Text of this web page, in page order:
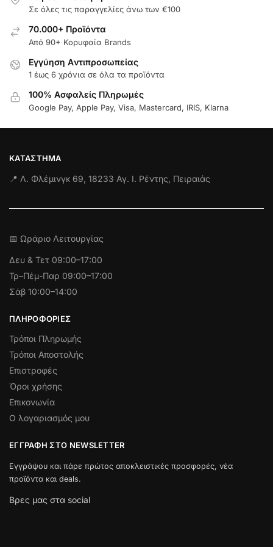
Σε όλες τις παραγγελίες άνω των €100
70.000+ Προϊόντα
Από 90+ Κορυφαία Brands
Εγγύηση Aντιπροσωπείας
1 έως 6 χρόνια σε όλα τα προϊόντα
100% Ασφαλείς Πληρωμές
Google Pay, Apple Pay, Visa, Mastercard, IRIS, Klarna
ΚΑΤΆΣΤΗΜΑ
📍 Λ. Φλέμινγκ 69, 18233 Αγ. Ι. Ρέντης, Πειραιάς
📅 Ωράριο Λειτουργίας
Δευ & Τετ 09:00–17:00
Τρ–Πέμ-Παρ 09:00–17:00
Σάβ 10:00–14:00
ΠΛΗΡΟΦΟΡΊΕΣ
Τρόποι Πληρωμής
Τρόποι Αποστολής
Επιστροφές
Όροι χρήσης
Επικονωνία
Ο λογαριασμός μου
ΕΓΓΡΑΦΉ ΣΤΟ NEWSLETTER
Εγγράψου και πάρε πρώτος αποκλειστικές προσφορές, νέα
προϊόντα και deals.
Βρες μας στα social